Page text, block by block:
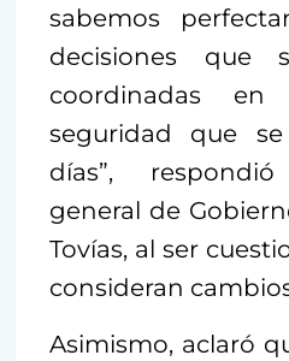
sabemos
decisiones que
coordinadas
seguridad que
días”,
general de
Tovías, al ser
consideran
Asimismo, aclaró